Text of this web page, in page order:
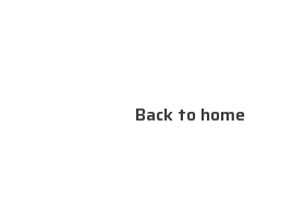
Back to home